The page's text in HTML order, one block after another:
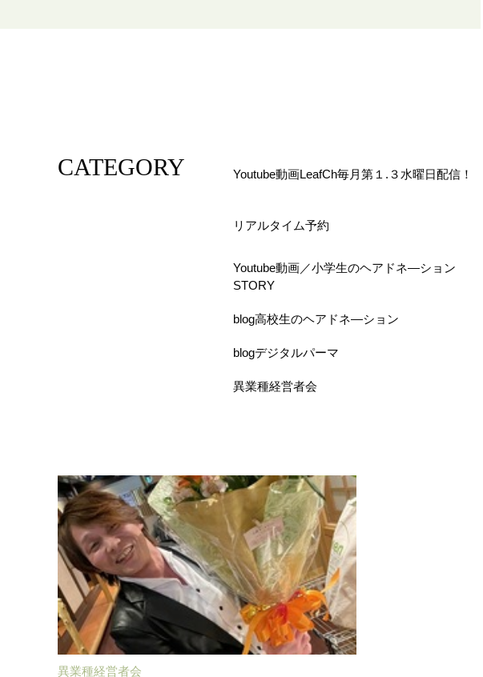
CATEGORY Youtube動画LeafCh毎月第１.３水曜日配信！
リアルタイム予約
Youtube動画／小学生のヘアドネ―ション
STORY
blog高校生のヘアドネ―ション
blogデジタルパーマ
異業種経営者会
異業種経営者会